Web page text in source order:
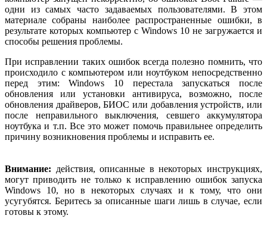
одни из самых часто задаваемых пользователями. В этом
материале собраны наиболее распространенные ошибки, в
результате которых компьютер с Windows 10 не загружается и
способы решения проблемы.
При исправлении таких ошибок всегда полезно помнить, что
происходило с компьютером или ноутбуком непосредственно
перед этим: Windows 10 перестала запускаться после
обновления или установки антивируса, возможно, после
обновления драйверов, БИОС или добавления устройств, или
после неправильного выключения, севшего аккумулятора
ноутбука и т.п. Все это может помочь правильнее определить
причину возникновения проблемы и исправить ее.
Внимание: действия, описанные в некоторых инструкциях,
могут приводить не только к исправлению ошибок запуска
Windows 10, но в некоторых случаях и к тому, что они
усугубятся. Беритесь за описанные шаги лишь в случае, если
готовы к этому.